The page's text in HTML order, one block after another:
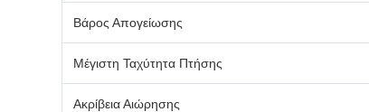
Βάρος Απογείωσης
Μέγιστη Ταχύτητα Πτήσης
Ακρίβεια Αιώρησης